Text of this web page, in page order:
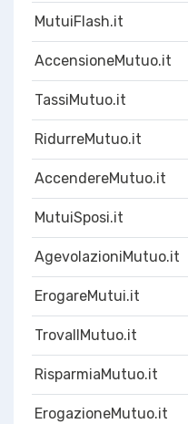
MutuiFlash.it
AccensioneMutuo.it
TassiMutuo.it
RidurreMutuo.it
AccendereMutuo.it
MutuiSposi.it
AgevolazioniMutuo.it
ErogareMutui.it
TrovaIlMutuo.it
RisparmiaMutuo.it
ErogazioneMutuo.it